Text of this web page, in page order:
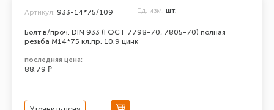
Болт в/проч. DIN 933 (ГОСТ 7798-70, 7805-70) полная
резьба М14*75 кл.пр. 10.9 цинк
Артикул: 933-14*75/109 Ед. изм. шт.
последняя цена:
88.79 ₽